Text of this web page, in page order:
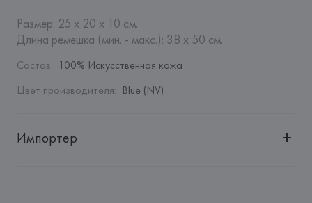
Размер: 25 x 20 x 10 см.
Длина ремешка (мин. - макс.): 38 х 50 см.
Состав: 100% Искусственная кожа
Цвет производителя: Blue (NV)
Импортер